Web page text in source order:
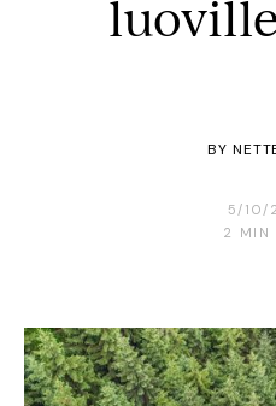
BY
5/10/
2
MIN